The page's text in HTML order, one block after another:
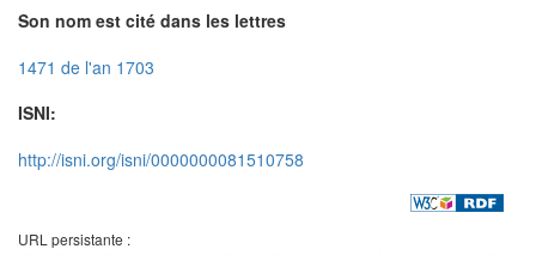
Son nom est cité dans les lettres
1471 de l'an 1703
ISNI:
http://isni.org/isni/0000000081510758
URL persistante :